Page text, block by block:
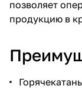
позволяет
продукцию в